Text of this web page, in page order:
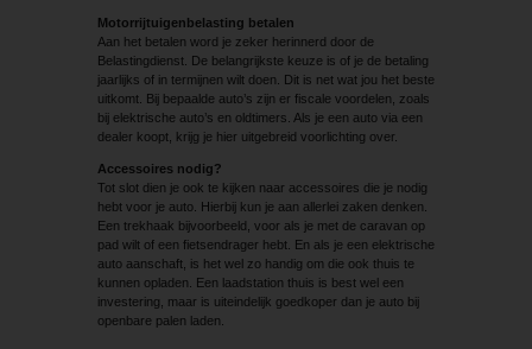
Motorrijtuigenbelasting betalen
Aan het betalen word je zeker herinnerd door de
Belastingdienst. De belangrijkste keuze is of je de betaling
jaarlijks of in termijnen wilt doen. Dit is net wat jou het beste
uitkomt. Bij bepaalde auto’s zijn er fiscale voordelen, zoals
bij elektrische auto’s en oldtimers. Als je een auto via een
dealer koopt, krijg je hier uitgebreid voorlichting over.
Accessoires nodig?
Tot slot dien je ook te kijken naar accessoires die je nodig
hebt voor je auto. Hierbij kun je aan allerlei zaken denken.
Een trekhaak bijvoorbeeld, voor als je met de caravan op
pad wilt of een fietsendrager hebt. En als je een elektrische
auto aanschaft, is het wel zo handig om die ook thuis te
kunnen opladen. Een laadstation thuis is best wel een
investering, maar is uiteindelijk goedkoper dan je auto bij
openbare palen laden.